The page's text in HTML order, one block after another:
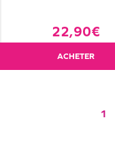
22,90€
ACHETER
1